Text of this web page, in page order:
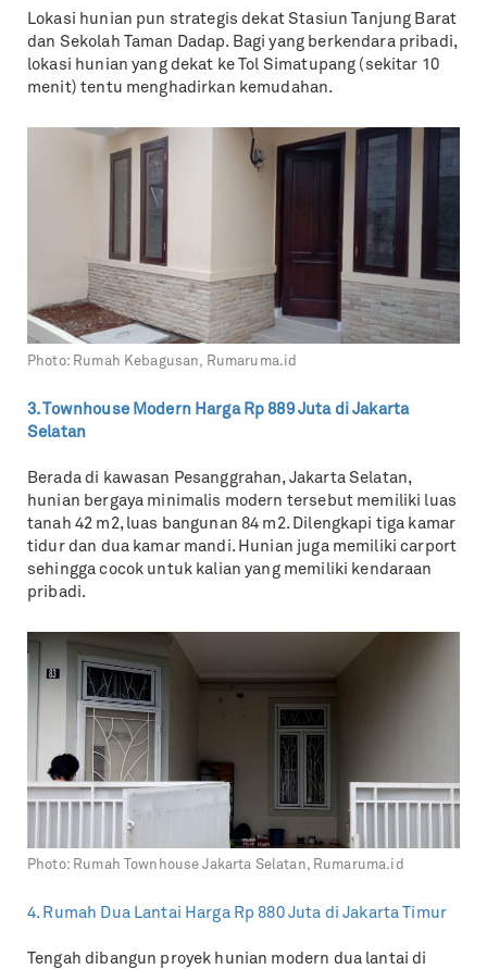
Lokasi hunian pun strategis dekat Stasiun Tanjung Barat
dan Sekolah Taman Dadap. Bagi yang berkendara pribadi,
lokasi hunian yang dekat ke Tol Simatupang (sekitar 10
menit) tentu menghadirkan kemudahan.
Photo: Rumah Kebagusan, Rumaruma.id
3. Townhouse Modern Harga Rp 889 Juta di Jakarta
Selatan
Berada di kawasan Pesanggrahan, Jakarta Selatan,
hunian bergaya minimalis modern tersebut memiliki luas
tanah 42 m2, luas bangunan 84 m2. Dilengkapi tiga kamar
tidur dan dua kamar mandi. Hunian juga memiliki carport
sehingga cocok untuk kalian yang memiliki kendaraan
pribadi.
Photo: Rumah Townhouse Jakarta Selatan, Rumaruma.id
4. Rumah Dua Lantai Harga Rp 880 Juta di Jakarta Timur
Tengah dibangun proyek hunian modern dua lantai di